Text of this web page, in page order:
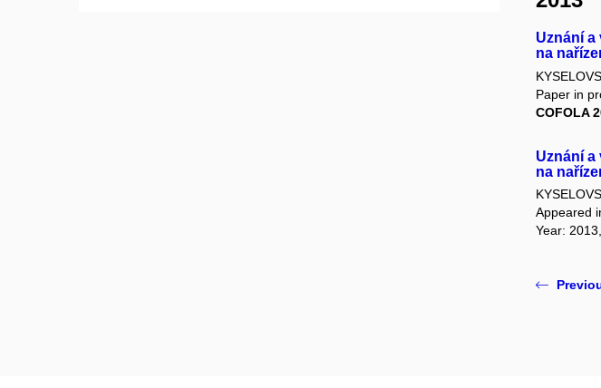
Uznání
na
Paper in
COFOLA
Uznání
na
Appeared
Year: